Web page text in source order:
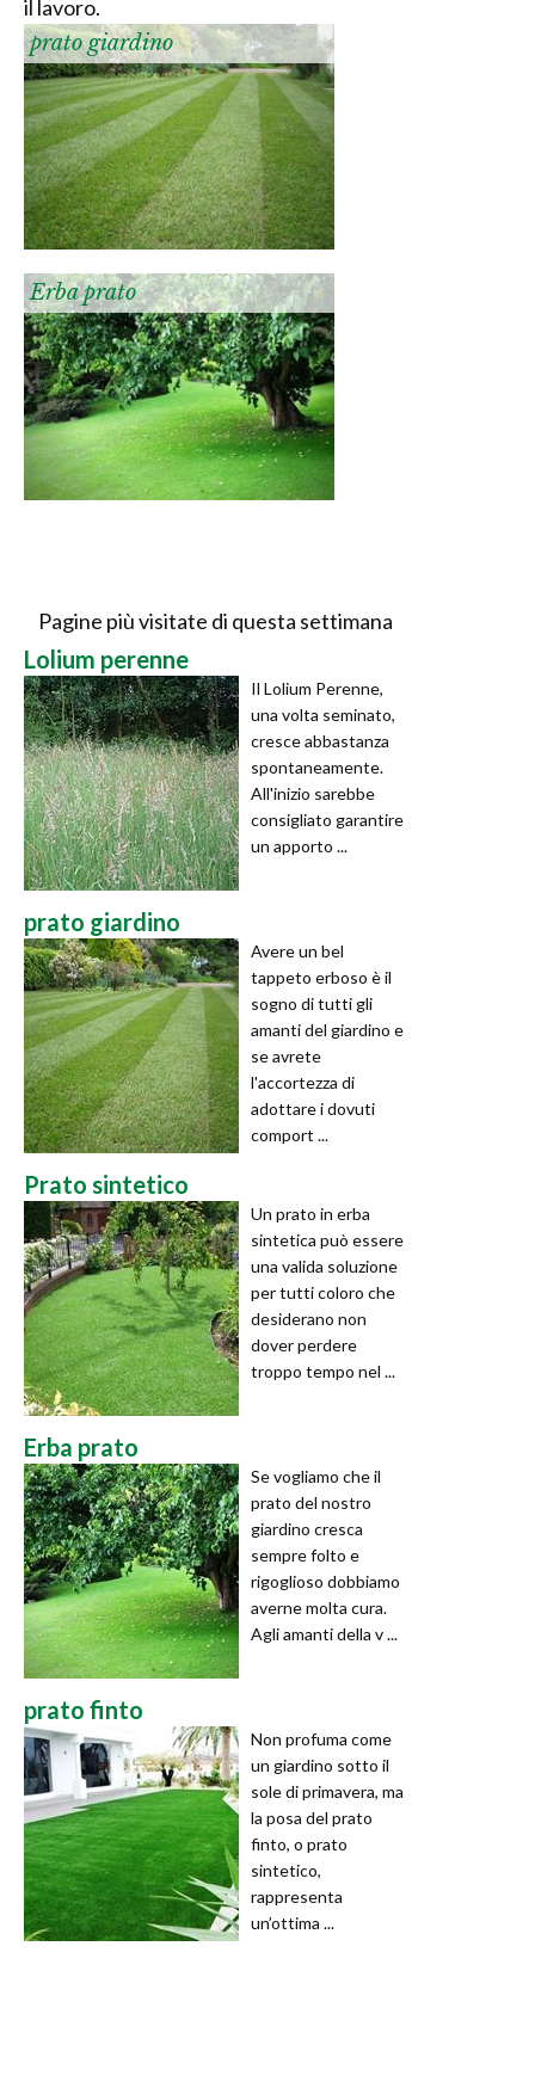
il lavoro.
prato giardino
Erba prato
Pagine più visitate di questa settimana
Lolium perenne
Il Lolium Perenne,
una volta seminato,
cresce abbastanza
spontaneamente.
All'inizio sarebbe
consigliato garantire
un apporto ...
prato giardino
Avere un bel
tappeto erboso è il
sogno di tutti gli
amanti del giardino e
se avrete
l'accortezza di
adottare i dovuti
comport ...
Prato sintetico
Un prato in erba
sintetica può essere
una valida soluzione
per tutti coloro che
desiderano non
dover perdere
troppo tempo nel ...
Erba prato
Se vogliamo che il
prato del nostro
giardino cresca
sempre folto e
rigoglioso dobbiamo
averne molta cura.
Agli amanti della v ...
prato finto
Non profuma come
un giardino sotto il
sole di primavera, ma
la posa del prato
finto, o prato
sintetico,
rappresenta
un’ottima ...